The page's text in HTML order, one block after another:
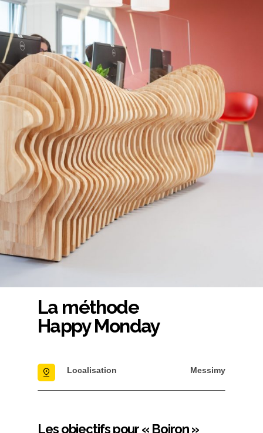
La méthode
Happy Monday
Localisation Messimy
Les objectifs pour « Boiron »